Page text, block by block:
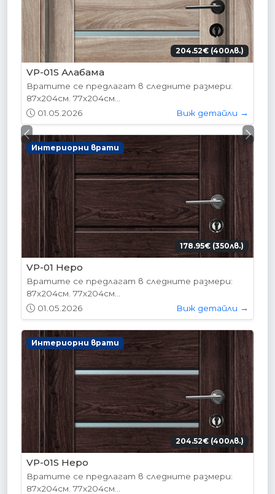
204.52€ (400лв.)
VP-01S Алабама
Вратите се предлагат в следните размери:
87х204см. 77х204см...
01.05.2026
Виж детайли →
Интериорни врати
178.95€ (350лв.)
VP-01 Hepo
Вратите се предлагат в следните размери:
87х204см. 77х204см...
01.05.2026
Виж детайли →
Интериорни врати
204.52€ (400лв.)
VP-01S Hepo
Вратите се предлагат в следните размери:
87х204см. 77х204см...
Previous Next